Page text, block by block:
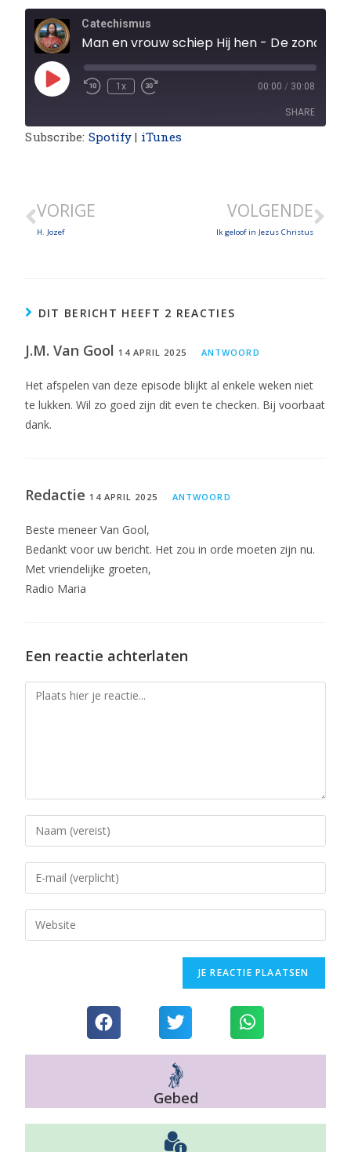
Catechismus
Man en vrouw schiep Hij hen - De zondeval
1x 00:00 / 30:08
SHARE
Subscribe: Spotify | iTunes
VORIGE
H. Jozef
VOLGENDE
Ik geloof in Jezus Christus
DIT BERICHT HEEFT 2 REACTIES
J.M. Van Gool 14 APRIL 2025 ANTWOORD
Het afspelen van deze episode blijkt al enkele weken niet
te lukken. Wil zo goed zijn dit even te checken. Bij voorbaat
dank.
Redactie 14 APRIL 2025 ANTWOORD
Beste meneer Van Gool,
Bedankt voor uw bericht. Het zou in orde moeten zijn nu.
Met vriendelijke groeten,
Radio Maria
Een reactie achterlaten
Gebed